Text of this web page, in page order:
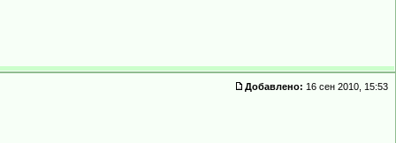
Добавлено: 16 сен 2010, 15:53